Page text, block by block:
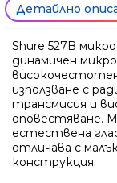
Детайлно
Shure 527B
динамичен
използване с
трансмисия и
оповестяване.
естествена
отличава с
конструкция.